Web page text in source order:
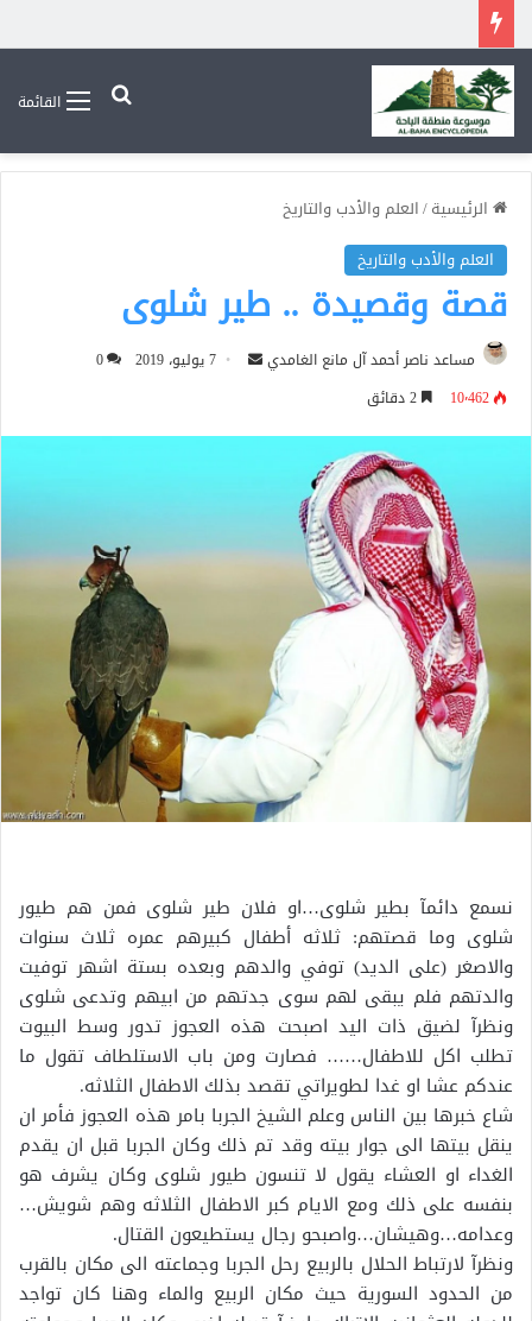
القائمةبحث عن
الرئيسية/العلم والأدب والتاريخ
العلم والأدب والتاريخ
قصة وقصيدة .. طير شلوى
مساعد ناصر أحمد آل مانع الغامدي
أرسل 7 يوليو، 2019
0
10٬462
نسمع دائمآ بطير شلوى…او فلان طير شلوى فمن هم طيور
شلوى وما قصتهم: ثلاثه أطفال كبيرهم عمره ثلاث سنوات
والاصغر (على الديد) توفي والدهم وبعده بستة اشهر توفيت
والدتهم فلم يبقى لهم سوى جدتهم من ابيهم وتدعى شلوى
ونظرآ لضيق ذات اليد اصبحت هذه العجوز تدور وسط البيوت
تطلب اكل للاطفال…… فصارت ومن باب الاستلطاف تقول ما
عندكم عشا او غدا لطويراتي تقصد بذلك الاطفال الثلاثه.
شاع خبرها بين الناس وعلم الشيخ الجربا بامر هذه العجوز فأمر ان
ينقل بيتها الى جوار بيته وقد تم ذلك وكان الجربا قبل ان يقدم
الغداء او العشاء يقول لا تنسون طيور شلوى وكان يشرف هو
بنفسه على ذلك ومع الايام كبر الاطفال الثلاثه وهم شويش…
وعدامه…وهيشان…واصبحو رجال يستطيعون القتال.
ونظرآ لارتباط الحلال بالربيع رحل الجربا وجماعته الى مكان بالقرب
من الحدود السورية حيث مكان الربيع والماء وهنا كان تواجد